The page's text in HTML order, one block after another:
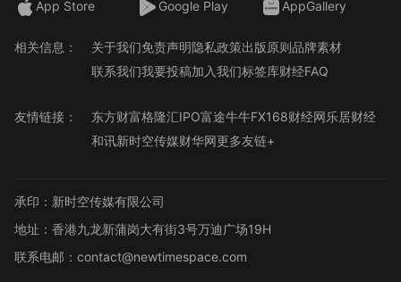
App Store Google Play AppGallery
相关信息： 关于我们免责声明隐私政策出版原则品牌素材
联系我们我要投稿加入我们标签库财经FAQ
友情链接： 东方财富格隆汇IPO富途牛牛FX168财经网乐居财经
和讯新时空传媒财华网更多友链+
承印：新时空传媒有限公司
地址：香港九龙新蒲岗大有街3号万迪广场19H
联系电邮：contact@newtimespace.com